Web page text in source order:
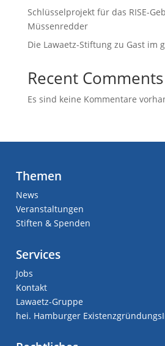
Schlüsselprojekt für das RISE-
Müssenredder
Die Lawaetz-Stiftung zu Gast im
Recent Comments
Es sind keine Kommentare
Themen
News
Veranstaltungen
Stiften & Spenden
Services
Jobs
Kontakt
Lawaetz-Gruppe
hei. Hamburger